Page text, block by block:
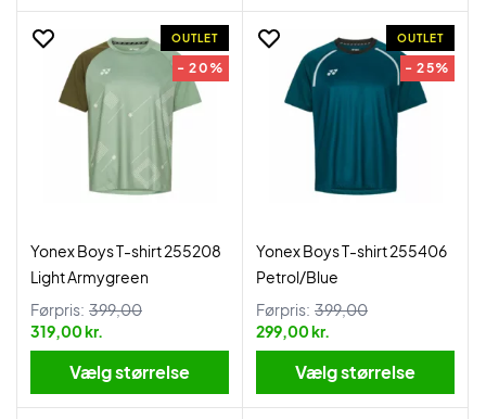
OUTLET
- 20%
Yonex Boys T-shirt 255208
Light Armygreen
Førpris: 399,00
319,00 kr.
Vælg størrelse
OUTLET
- 25%
Yonex Boys T-shirt 255406
Petrol/Blue
Førpris: 399,00
299,00 kr.
Vælg størrelse